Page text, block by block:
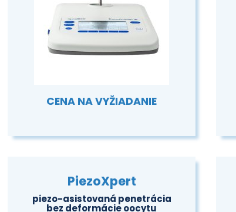
CENA NA VYŽIADANIE
PiezoXpert
piezo-asistovaná penetrácia
bez deformácie oocytu